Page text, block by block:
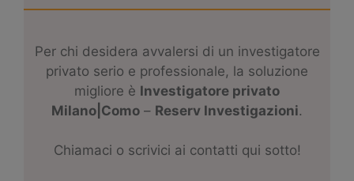
Per chi desidera avvalersi di un investigatore
privato serio e professionale, la soluzione
migliore è Investigatore privato
Milano|Como – Reserv Investigazioni.
Chiamaci o scrivici ai contatti qui sotto!